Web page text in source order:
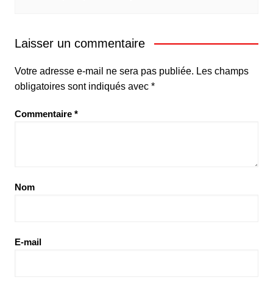
Laisser un commentaire
Votre adresse e-mail ne sera pas publiée. Les champs
obligatoires sont indiqués avec *
Commentaire *
Nom
E-mail